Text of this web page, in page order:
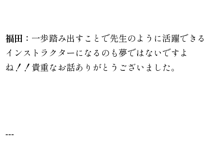
福田： 一歩踏み出すことで先生のように活躍できる
インストラクターになるのも夢ではないですよ
ね！！貴重なお話ありがとうございました。
---